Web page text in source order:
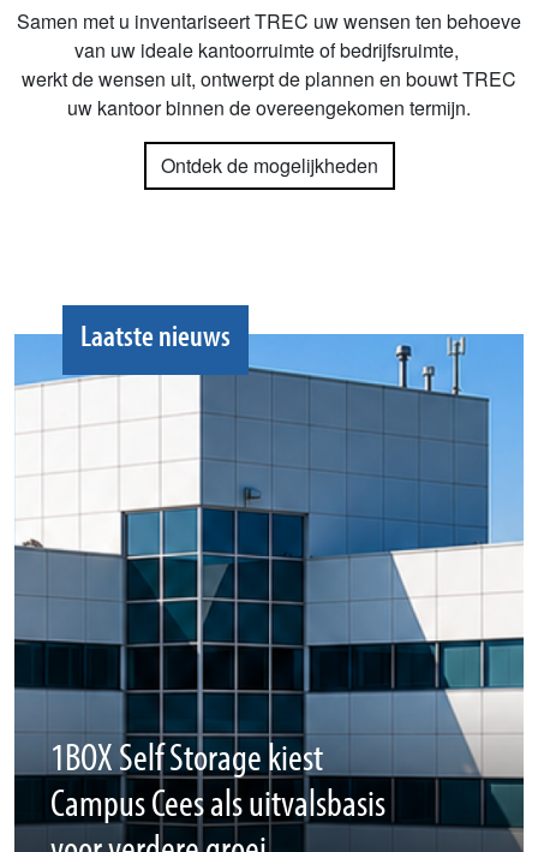
Samen met u inventariseert TREC uw wensen ten behoeve
van uw ideale kantoorruimte of bedrijfsruimte,
werkt de wensen uit, ontwerpt de plannen en bouwt TREC
uw kantoor binnen de overeengekomen termijn.
Ontdek de mogelijkheden
Laatste nieuws
1BOX Self Storage kiest
Campus Cees als uitvalsbasis